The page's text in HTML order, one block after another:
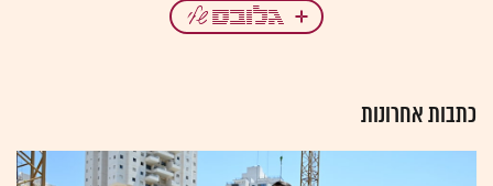
כתבות אחרונות